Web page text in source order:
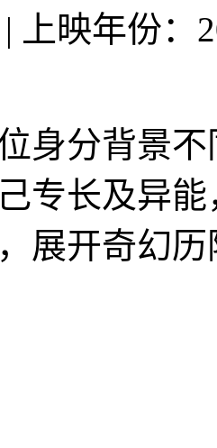
|
上映年份：
分背景不
专长及异
展开奇幻